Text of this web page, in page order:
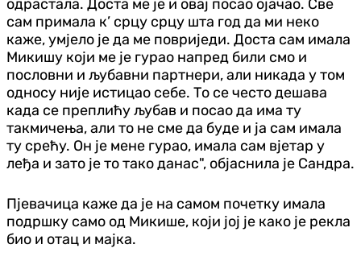
одрастала. Доста ме је и овај посао ојачао. Све
сам примала к’ срцу срцу шта год да ми неко
каже, умјело је да ме повриједи. Доста сам имала
Микишу који ме је гурао напред били смо и
пословни и љубавни партнери, али никада у том
односу није истицао себе. То се често дешава
када се преплићу љубав и посао да има ту
такмичења, али то не сме да буде и ја сам имала
ту срећу. Он је мене гурао, имала сам вјетар у
леђа и зато је то тако данас", објаснила је Сандра.
Пјевачица каже да је на самом почетку имала
подршку само од Микише, који јој је како је рекла
био и отац и мајка.